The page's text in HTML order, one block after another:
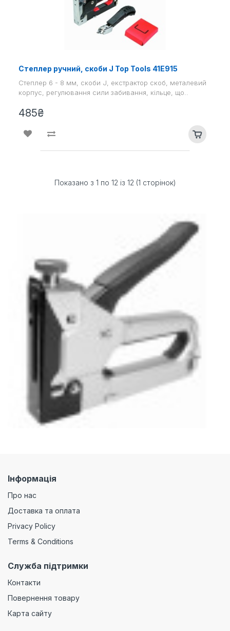
Степлер ручний, скоби J Top Tools 41E915
Степлер 6 - 8 мм, скоби J, екстрактор скоб, металевий
корпус, регулювання сили забивання, кільце, що..
485₴
Показано з 1 по 12 із 12 (1 сторінок)
Інформація
Про нас
Доставка та оплата
Privacy Policy
Terms & Conditions
Служба підтримки
Контакти
Повернення товару
Карта сайту